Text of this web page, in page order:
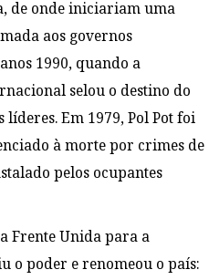
de onde iniciariam uma
aos governos
1990, quando a
selou o destino do
líderes. Em 1979, Pol Pot foi
à morte por crimes de
pelos ocupantes
Frente Unida para a
o poder e renomeou o país: